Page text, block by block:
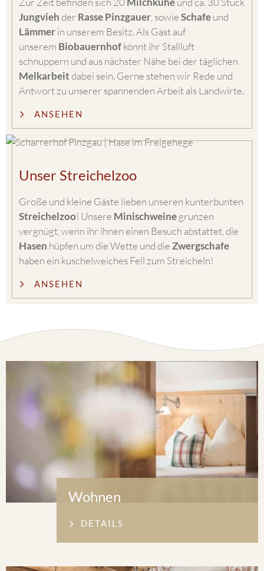
Jungviehder Rasse Pinzgauer , sowieSchafeund
Lämmerin unserem Besitz. Als Gast auf
unserem Biobauernhofkönnt ihr Stallluft
schnuppern und aus nächster Nähe bei der täglichen
Melkarbeitdabei sein. Gerne stehen wir Rede und
Antwort zu unserer spannenden Arbeit als Landwirte.
ANSEHEN
Unser Streichelzoo
Große und kleine Gäste lieben unseren kunterbunten
Streichelzoo! Unsere Minischweinegrunzen
vergnügt, wenn ihr ihnen einen Besuch abstattet, die
Hasen hüpfen um die Wette und dieZwergschafe
haben ein kuschelweiches Fell zum Streicheln!
ANSEHEN
Wohnen
DETAILS